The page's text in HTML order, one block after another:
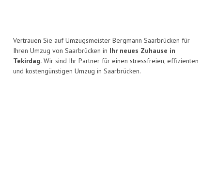
Vertrauen Sie auf Umzugsmeister Bergmann Saarbrücken für
Ihren Umzug von Saarbrücken in Ihr neues Zuhause in
Tekirdag. Wir sind Ihr Partner für einen stressfreien, effizienten
und kostengünstigen Umzug in Saarbrücken.